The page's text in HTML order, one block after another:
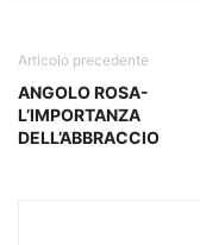
Articolo precedente
ANGOLO ROSA-
L’IMPORTANZA
DELL’ABBRACCIO